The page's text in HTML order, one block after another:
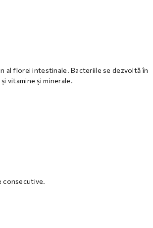
al florei intestinale. Bacteriile se dezvoltă în
vitamine și minerale.
consecutive.